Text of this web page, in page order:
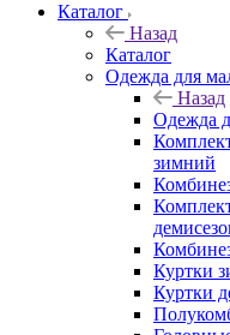
Каталог
Назад
Каталог
Одежда для
Назад
Одежда
зимний
Куртки
Куртки